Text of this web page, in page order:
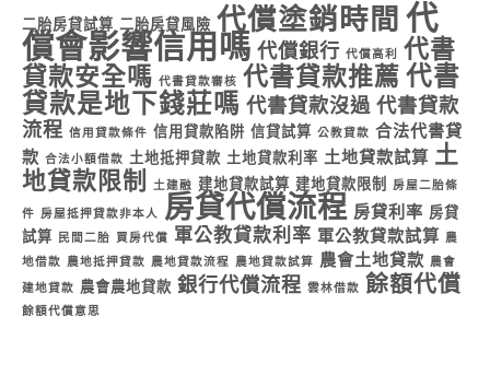
二胎房貸試算 二胎房貸風險 代償塗銷時間 代
償會影響信用嗎 代償銀行 代償高利
代書
貸款安全嗎 代書貸款審核 代書貸款推薦 代書
貸款是地下錢莊嗎 代書貸款沒過 代書貸款
流程 信用貸款條件 信用貸款陷阱 信貸試算 公教貸款 合法代書貸
款 合法小額借款 土地抵押貸款 土地貸款利率 土地貸款試算 土
地貸款限制
土建融 建地貸款試算 建地貸款限制 房屋二胎條
件 房屋抵押貸款非本人 房貸代償流程 房貸利率 房貸
試算
民間二胎 買房代償 軍公教貸款利率 軍公教貸款試算
農
地借款
農地抵押貸款 農地貸款流程 農地貸款試算 農會土地貸款 農會
建地貸款 農會農地貸款 銀行代償流程 雲林借款 餘額代償
餘額代償意思